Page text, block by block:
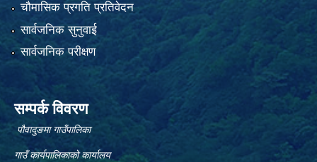
चौमासिक प्रगति प्रतिवेदन
सार्वजनिक सुनुवाई
सार्वजनिक परीक्षण
सम्पर्क विवरण
पौवादुङमा गाउँपालिका
गाउँ कार्यपालिकाको कार्यालय